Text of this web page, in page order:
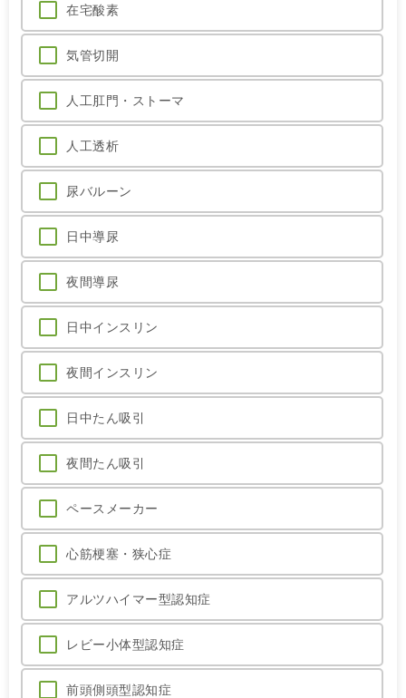
在宅酸素
気管切開
人工肛門・ストーマ
人工透析
尿バルーン
日中導尿
夜間導尿
日中インスリン
夜間インスリン
日中たん吸引
夜間たん吸引
ペースメーカー
心筋梗塞・狭心症
アルツハイマー型認知症
レビー小体型認知症
前頭側頭型認知症